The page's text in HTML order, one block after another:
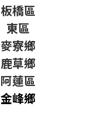
板橋區
東區
麥寮鄉
鹿草鄉
阿蓮區
金峰鄉